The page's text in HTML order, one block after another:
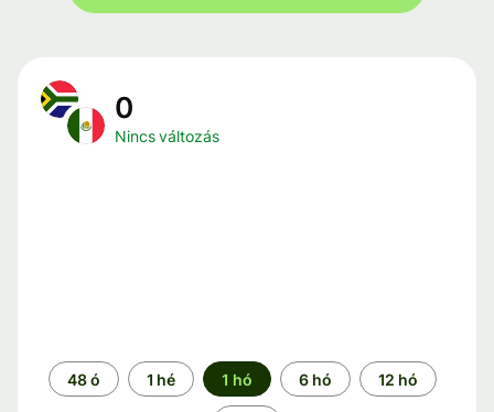
0
Nincs változás
Időszak
48 ó 1 hé 1 hó 6 hó 12 hó